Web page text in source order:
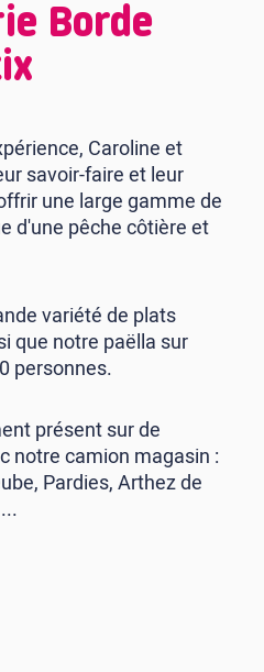
Borde
Caroline et
savoir-faire et leur
une large gamme de
d'une pêche côtière et
variété de plats
que notre paëlla sur
personnes.
présent sur de
notre camion magasin :
Pardies, Arthez de